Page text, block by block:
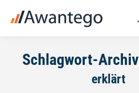
Schlagwort-
erklärt